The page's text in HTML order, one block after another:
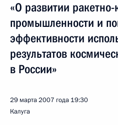
«О развитии
промышленности и
эффективности
результатов
в России»
29 марта 2007 года 19:30
Калуга